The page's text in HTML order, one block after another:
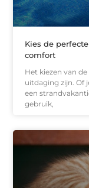
Kies de
comfort
Het kiezen van
uitdaging zijn. Of
een
gebruik,